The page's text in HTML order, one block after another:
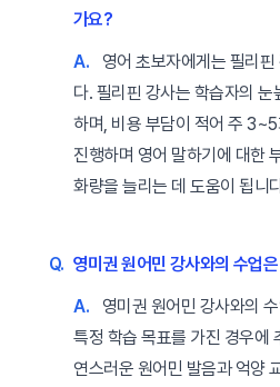
가요?
A.
영어 초보자에게는 필리
다. 필리핀 강사는 학습자의
하며, 비용 부담이 적어 주
진행하며 영어 말하기에 대한
화량을 늘리는 데 도움이 됩니
Q. 영미권 원어민 강사와의 수업
A.
영미권 원어민 강사와의
특정 학습 목표를 가진 경우에
연스러운 원어민 발음과 억양